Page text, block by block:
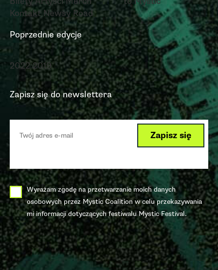
Kontakt Newsy Road
Poprzednie edycje
2022 2019
Zapisz się do newslettera
Wyrażam zgodę na przetwarzanie moich danych
osobowych przez Mystic Coalition w celu przekazywania
mi informacji dotyczących festiwalu Mystic Festival.